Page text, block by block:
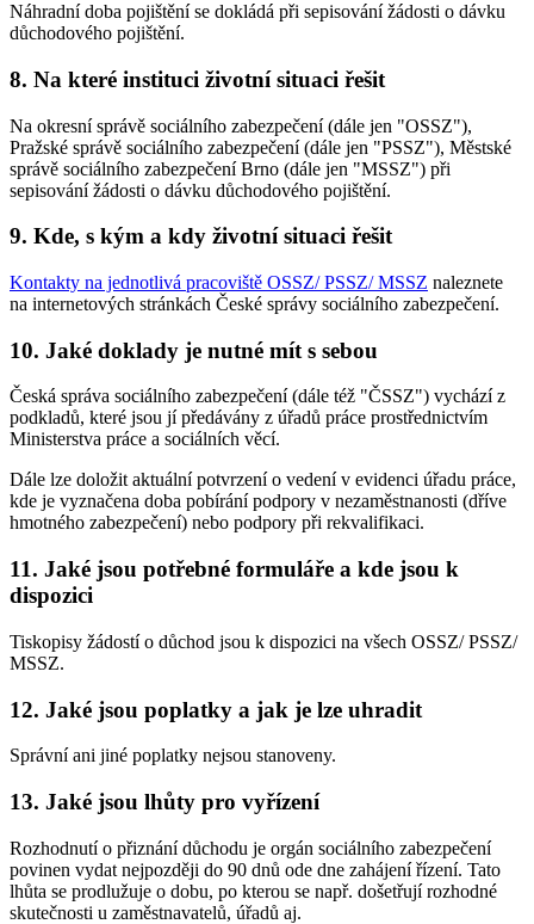
Náhradní doba pojištění se dokládá při sepisování žádosti o dávku
důchodového pojištění.
8. Na které instituci životní situaci řešit
Na okresní správě sociálního zabezpečení (dále jen "OSSZ"),
Pražské správě sociálního zabezpečení (dále jen "PSSZ"), Městské
správě sociálního zabezpečení Brno (dále jen "MSSZ") při
sepisování žádosti o dávku důchodového pojištění.
9. Kde, s kým a kdy životní situaci řešit
Kontakty na jednotlivá pracoviště OSSZ/ PSSZ/ MSSZ naleznete
na internetových stránkách České správy sociálního zabezpečení.
10. Jaké doklady je nutné mít s sebou
Česká správa sociálního zabezpečení (dále též "ČSSZ") vychází z
podkladů, které jsou jí předávány z úřadů práce prostřednictvím
Ministerstva práce a sociálních věcí.
Dále lze doložit aktuální potvrzení o vedení v evidenci úřadu práce,
kde je vyznačena doba pobírání podpory v nezaměstnanosti (dříve
hmotného zabezpečení) nebo podpory při rekvalifikaci.
11. Jaké jsou potřebné formuláře a kde jsou k
dispozici
Tiskopisy žádostí o důchod jsou k dispozici na všech OSSZ/ PSSZ/
MSSZ.
12. Jaké jsou poplatky a jak je lze uhradit
Správní ani jiné poplatky nejsou stanoveny.
13. Jaké jsou lhůty pro vyřízení
Rozhodnutí o přiznání důchodu je orgán sociálního zabezpečení
povinen vydat nejpozději do 90 dnů ode dne zahájení řízení. Tato
lhůta se prodlužuje o dobu, po kterou se např. došetřují rozhodné
skutečnosti u zaměstnavatelů, úřadů aj.